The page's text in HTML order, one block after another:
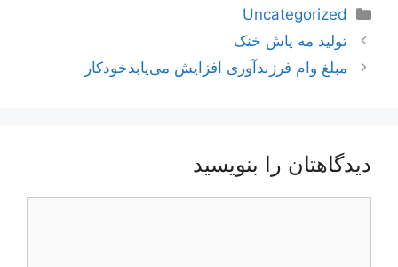
دسته‌ها
Uncategorized
ناوبری
نوشته‌ها
تولید مه پاش خنک
مبلغ وام فرزندآوری افزایش می‌یابدخودکار
دیدگاهتان را بنویسید